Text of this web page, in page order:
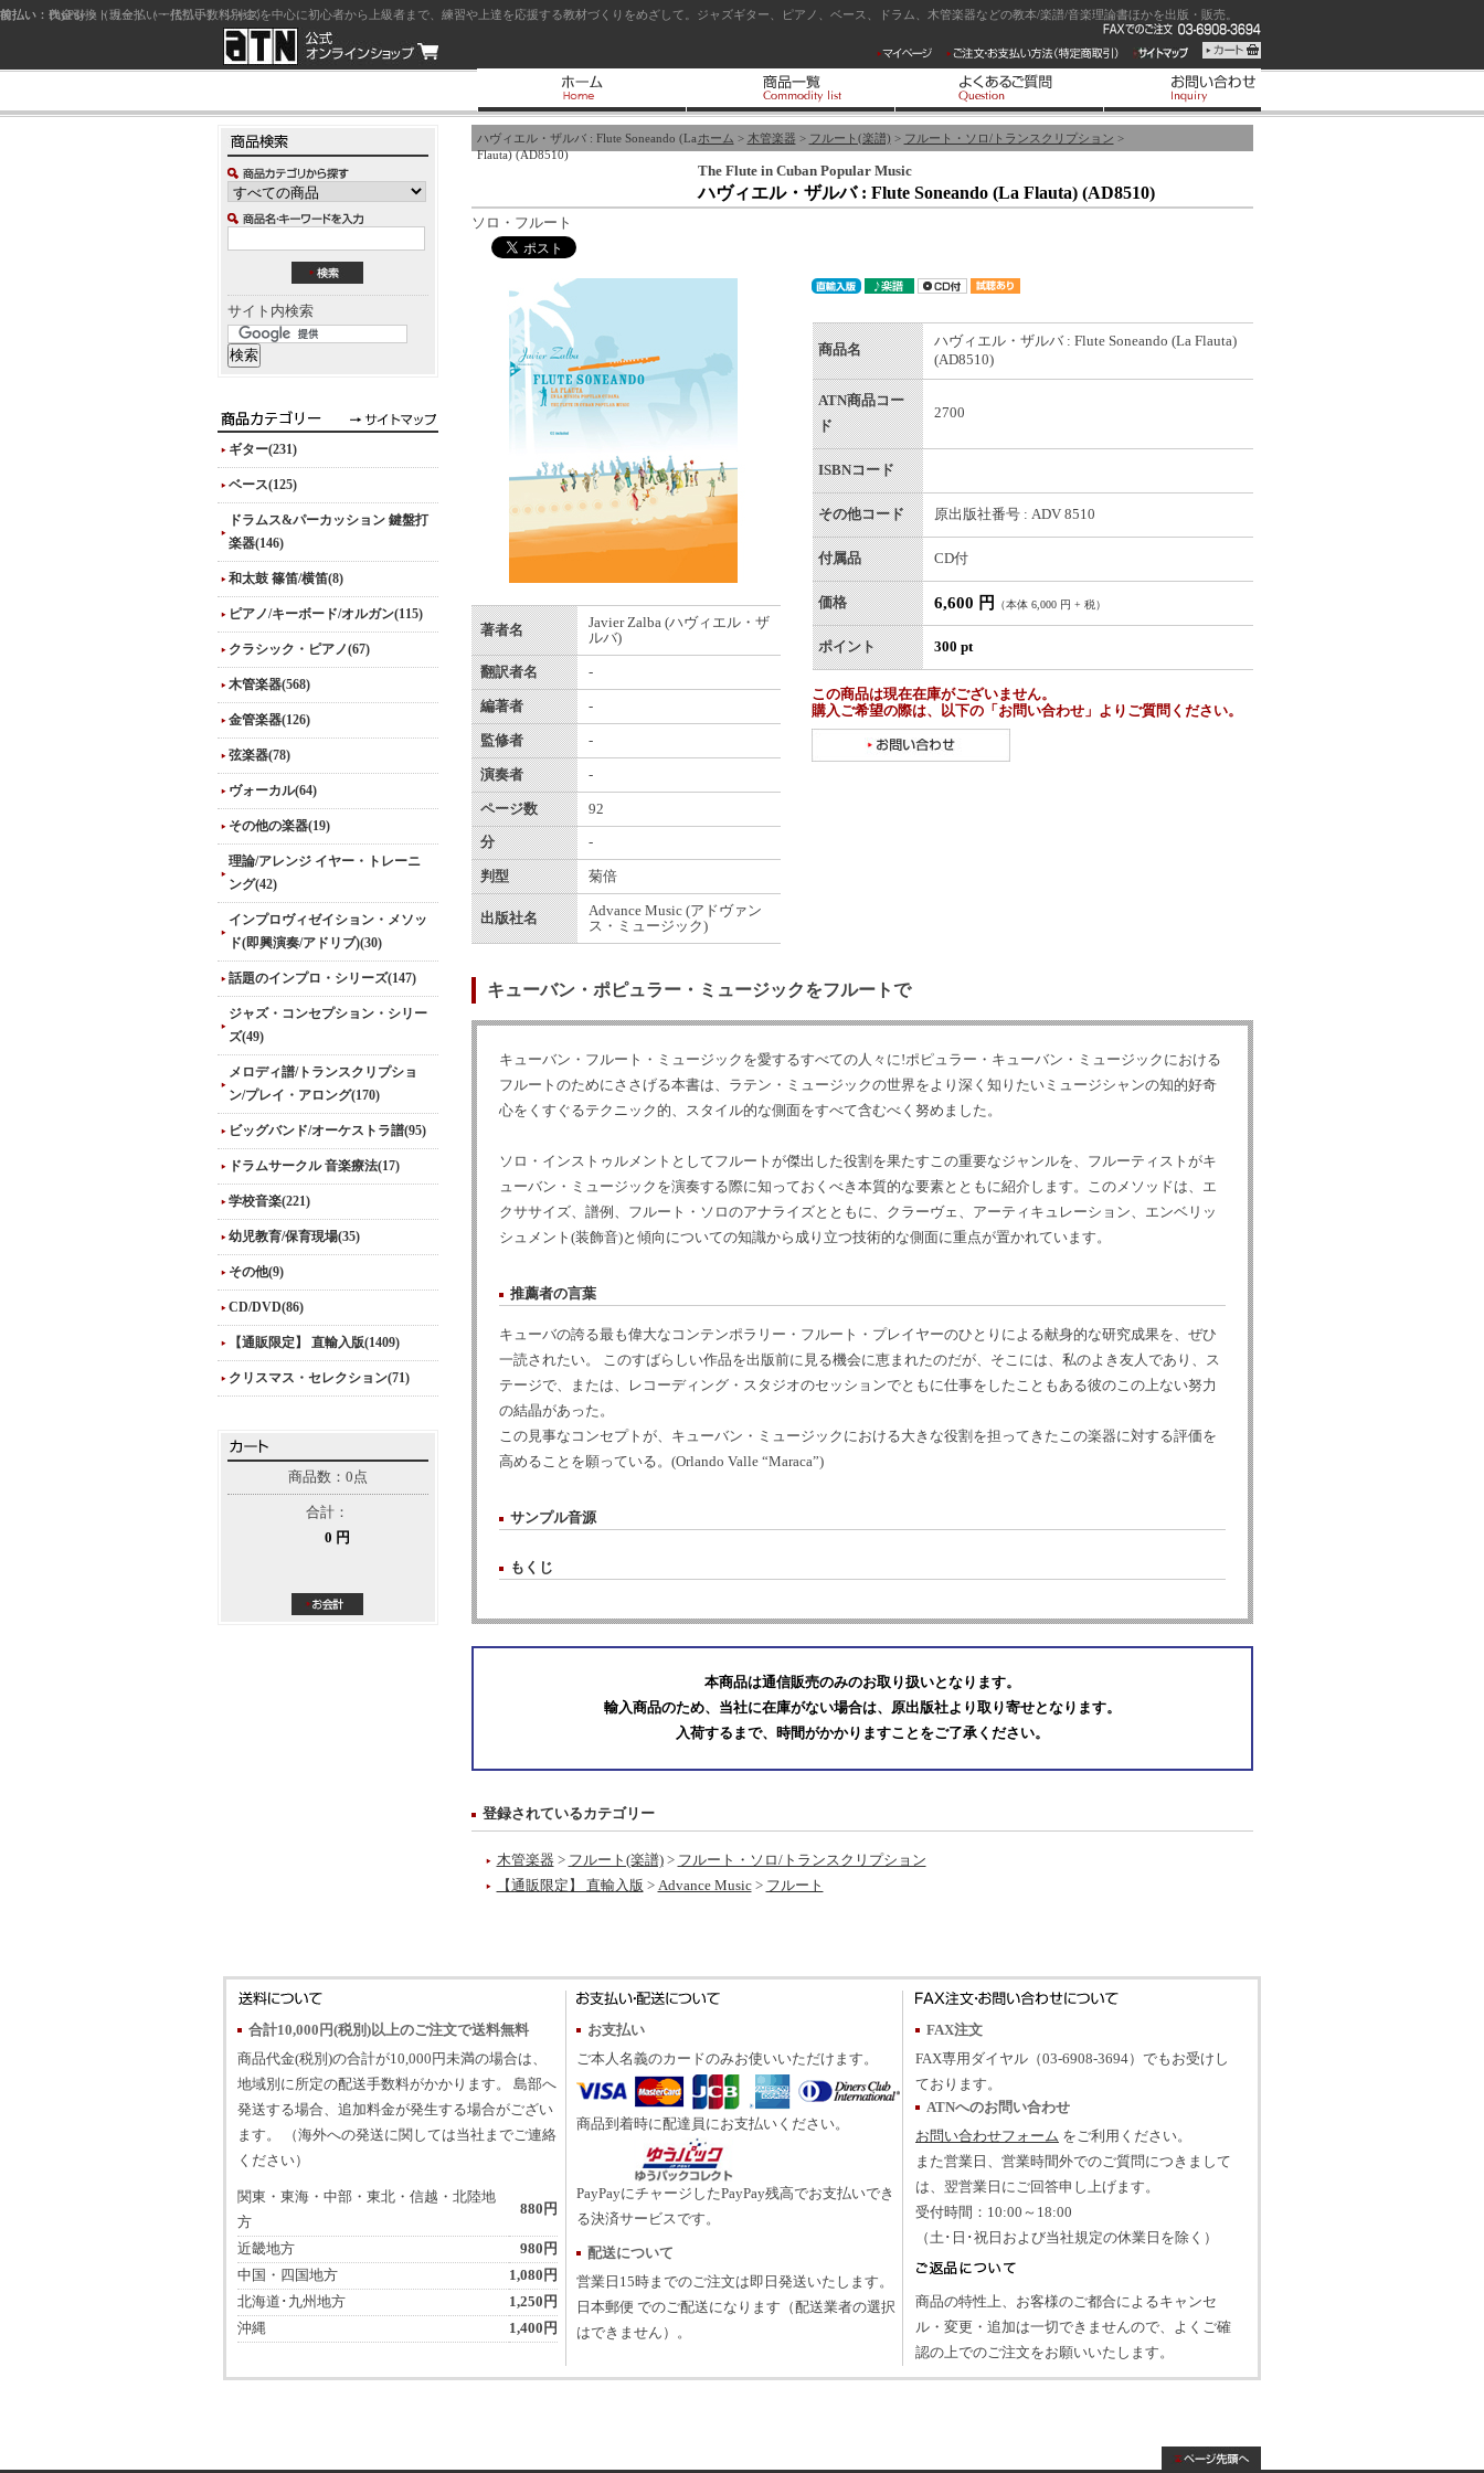
ジャズを中心に初心者から上級者まで、練習や上達を応援する教材づくりをめざして。ジャズギター、ピアノ、ベース、ドラム、木管楽器などの教本/楽譜/音楽理論書ほかを出版・販売。
サイト内検索
ギター(231)
ベース(125)
ドラムス&パーカッション 鍵盤打
楽器(146)
和太鼓 篠笛/横笛(8)
ピアノ/キーボード/オルガン(115)
クラシック・ピアノ(67)
木管楽器(568)
金管楽器(126)
弦楽器(78)
ヴォーカル(64)
その他の楽器(19)
理論/アレンジ イヤー・トレーニ
ング(42)
インプロヴィゼイション・メソッ
ド(即興演奏/アドリブ)(30)
話題のインプロ・シリーズ(147)
ジャズ・コンセプション・シリー
ズ(49)
メロディ譜/トランスクリプショ
ン/プレイ・アロング(170)
ビッグバンド/オーケストラ譜(95)
ドラムサークル 音楽療法(17)
学校音楽(221)
幼児教育/保育現場(35)
その他(9)
CD/DVD(86)
【通販限定】 直輸入版(1409)
クリスマス・セレクション(71)
商品数：0点
合計：
0 円
ホーム > 木管楽器 > フルート(楽譜) > フルート・ソロ/トランスクリプション >
ハヴィエル・ザルバ : Flute Soneando (La
Flauta) (AD8510)
The Flute in Cuban Popular Music
ハヴィエル・ザルバ : Flute Soneando (La Flauta) (AD8510)
ソロ・フルート
著者名
Javier Zalba (ハヴィエル・ザ
ルバ)
翻訳者名 -
編著者 -
監修者 -
演奏者 -
ページ数 92
分 -
判型 菊倍
出版社名
Advance Music (アドヴァン
ス・ミュージック)
商品名
ハヴィエル・ザルバ : Flute Soneando (La Flauta)
(AD8510)
ATN商品コー
ド
2700
ISBNコード
その他コード 原出版社番号 : ADV 8510
付属品 CD付
価格 6,600 円 （本体 6,000 円 + 税）
ポイント 300 pt
この商品は現在在庫がございません。
購入ご希望の際は、以下の「お問い合わせ」よりご質問ください。
キューバン・ポピュラー・ミュージックをフルートで
キューバン・フルート・ミュージックを愛するすべての人々に!ポピュラー・キューバン・ミュージックにおける
フルートのためにささげる本書は、ラテン・ミュージックの世界をより深く知りたいミュージシャンの知的好奇
心をくすぐるテクニック的、スタイル的な側面をすべて含むべく努めました。
ソロ・インストゥルメントとしてフルートが傑出した役割を果たすこの重要なジャンルを、フルーティストがキ
ューバン・ミュージックを演奏する際に知っておくべき本質的な要素とともに紹介します。このメソッドは、エ
クササイズ、譜例、フルート・ソロのアナライズとともに、クラーヴェ、アーティキュレーション、エンベリッ
シュメント(装飾音)と傾向についての知識から成り立つ技術的な側面に重点が置かれています。
推薦者の言葉
キューバの誇る最も偉大なコンテンポラリー・フルート・プレイヤーのひとりによる献身的な研究成果を、ぜひ
一読されたい。 このすばらしい作品を出版前に見る機会に恵まれたのだが、そこには、私のよき友人であり、ス
テージで、または、レコーディング・スタジオのセッションでともに仕事をしたこともある彼のこの上ない努力
の結晶があった。
この見事なコンセプトが、キューバン・ミュージックにおける大きな役割を担ってきたこの楽器に対する評価を
高めることを願っている。(Orlando Valle “Maraca”)
サンプル音源
もくじ
本商品は通信販売のみのお取り扱いとなります。
輸入商品のため、当社に在庫がない場合は、原出版社より取り寄せとなります。
入荷するまで、時間がかかりますことをご了承ください。
登録されているカテゴリー
木管楽器 > フルート(楽譜)> フルート・ソロ/トランスクリプション
【通販限定】 直輸入版 > Advance Music> フルート
合計10,000円(税別)以上のご注文で送料無料
商品代金(税別)の合計が10,000円未満の場合は、
地域別に所定の配送手数料がかかります。 島部へ
発送する場合、追加料金が発生する場合がござい
ます。 （海外への発送に関しては当社までご連絡
ください）
関東・東海・中部・東北・信越・北陸地
方
880円
近畿地方
980円
中国・四国地方
1,080円
北海道･九州地方
1,250円
沖縄
1,400円
お支払い
前払い：クレジットカード（一括払い）
ご本人名義のカードのみお使いいただけます。
後払い：代金引換（現金払い・代引手数料別途）
商品到着時に配達員にお支払いください。
前払い：PayPay
PayPayにチャージしたPayPay残高でお支払いでき
る決済サービスです。
配送について
営業日15時までのご注文は即日発送いたします。
日本郵便 でのご配送になります（配送業者の選択
はできません）。
FAX注文
FAX専用ダイヤル（03-6908-3694）でもお受けし
ております。
ATNへのお問い合わせ
お問い合わせフォーム をご利用ください。
また営業日、営業時間外でのご質問につきまして
は、翌営業日にご回答申し上げます。
受付時間：10:00～18:00
（土･日･祝日および当社規定の休業日を除く）
商品の特性上、お客様のご都合によるキャンセ
ル・変更・追加は一切できませんので、よくご確
認の上でのご注文をお願いいたします。